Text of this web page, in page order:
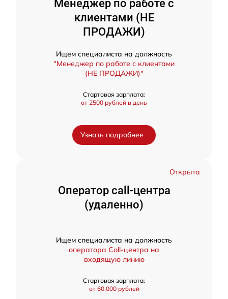
Менеджер по работе с
клиентами (НЕ
ПРОДАЖИ)
Ищем специалиста на должность
"Менеджер по работе с клиентами
(НЕ ПРОДАЖИ)"
Стартовая зарплата:
от 2500 рублей в день
Узнать подробнее
Открыта
Оператор call-центра
(удаленно)
Ищем специалиста на должность
оператора Call-центра на
входящую линию
Стартовая зарплата:
от 60,000 рублей